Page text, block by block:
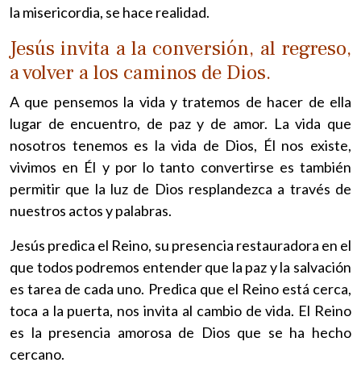
la misericordia, se hace realidad.
Jesús invita a la conversión, al regreso,
a volver a los caminos de Dios.
A que pensemos la vida y tratemos de hacer de ella
lugar de encuentro, de paz y de amor. La vida que
nosotros tenemos es la vida de Dios, Él nos existe,
vivimos en Él y por lo tanto convertirse es también
permitir que la luz de Dios resplandezca a través de
nuestros actos y palabras.
Jesús predica el Reino, su presencia restauradora en el
que todos podremos entender que la paz y la salvación
es tarea de cada uno. Predica que el Reino está cerca,
toca a la puerta, nos invita al cambio de vida. El Reino
es la presencia amorosa de Dios que se ha hecho
cercano.